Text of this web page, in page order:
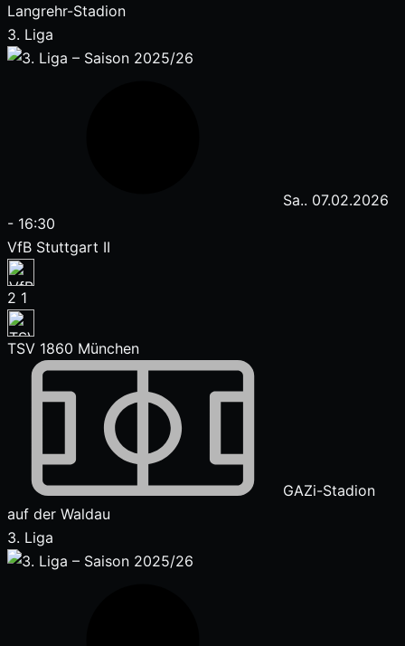
Langrehr-Stadion
3. Liga
Sa.. 07.02.2026
- 16:30
VfB Stuttgart II
2 1
TSV 1860 München
GAZi-Stadion
auf der Waldau
3. Liga